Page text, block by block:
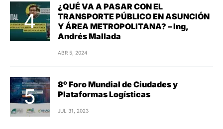
¿QUÉ VA A PASAR CON EL
TRANSPORTE PÚBLICO EN ASUNCIÓN
Y ÁREA METROPOLITANA? – Ing,
Andrés Mallada
ABR 5, 2024
8º Foro Mundial de Ciudades y
Plataformas Logísticas
JUL 31, 2023